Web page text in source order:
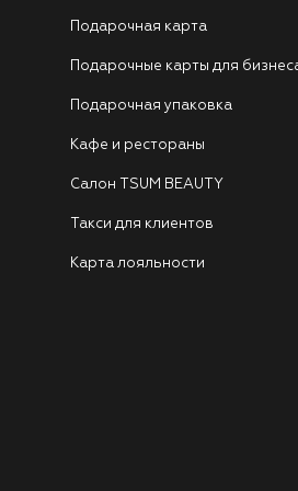
Подарочная карта
Подарочные карты для
Подарочная упаковка
Кафе и рестораны
Салон TSUM BEAUTY
Такси для клиентов
Карта лояльности